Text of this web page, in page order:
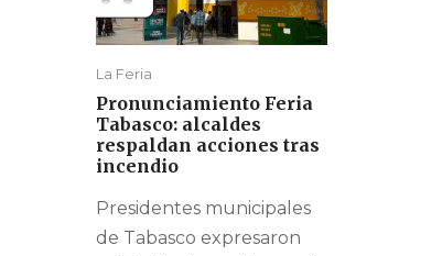
La Feria
Pronunciamiento Feria
Tabasco: alcaldes
respaldan acciones tras
incendio
Presidentes municipales
de Tabasco expresaron